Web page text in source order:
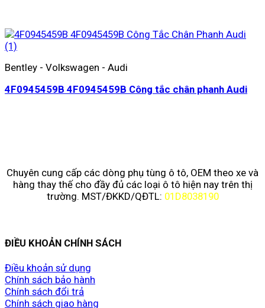
Bentley - Volkswagen - Audi
4F0945459B 4F0945459B Công tắc chân phanh Audi
Chuyên cung cấp các dòng phụ tùng ô tô, OEM theo xe và
hàng thay thế cho đầy đủ các loại ô tô hiện nay trên thị
trường. MST/ĐKKD/QĐTL: 01D8038190
ĐIỀU KHOẢN CHÍNH SÁCH
Điều khoản sử dụng
Chính sách bảo hành
Chính sách đổi trả
Chính sách giao hàng